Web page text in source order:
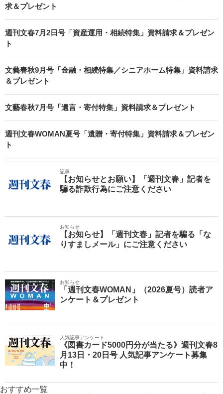
求＆プレゼント
週刊文春7月2日号「資産運用・相続特集」資料請求＆プレゼン
ト
文藝春秋9月号「金融・相続特集／シニアホーム特集」資料請求
＆プレゼント
文藝春秋7月号「遺言・寄付特集」資料請求＆プレゼント
週刊文春WOMAN夏号「遺贈・寄付特集」資料請求＆プレゼン
ト
記事
【お知らせとお願い】「週刊文春」記者を
騙る詐欺行為にご注意ください
お知らせ
【お知らせ】「週刊文春」記者を騙る「な
りすましメール」にご注意ください
お知らせ
「週刊文春WOMAN」（2026夏号）読者ア
ンケート＆プレゼント
人気記事アンケート
《図書カード5000円分が当たる》週刊文春8
月13日・20日号 人気記事アンケート募集
中！
おすすめ一覧